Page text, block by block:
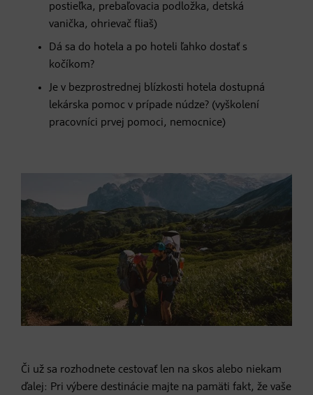
postieľka, prebaľovacia podložka, detská
vanička, ohrievač fliaš)
Dá sa do hotela a po hoteli ľahko dostať s
kočíkom?
Je v bezprostrednej blízkosti hotela dostupná
lekárska pomoc v prípade núdze? (vyškolení
pracovníci prvej pomoci, nemocnice)
Či už sa rozhodnete cestovať len na skos alebo niekam
ďalej: Pri výbere destinácie majte na pamäti fakt, že vaše